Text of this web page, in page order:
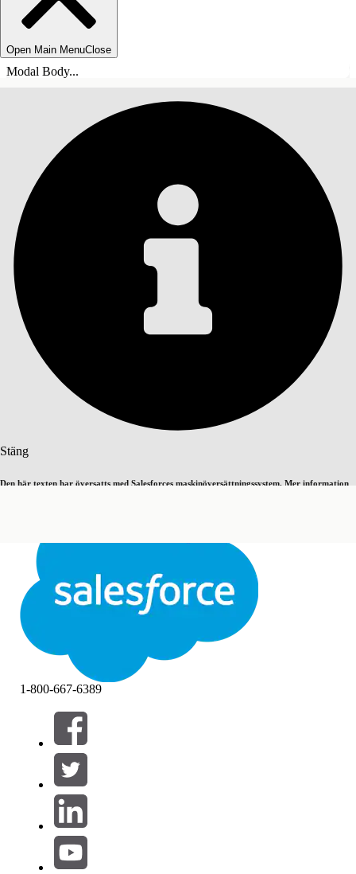
Open Main MenuClose
Modal Body...
Stäng
Den här texten har översatts med Salesforces maskinöversättningssystem. Mer information
StängStäng
Innehållsförteckningar
INNEHÅLLSFÖRTECKNINGAR
Filter (0)
VÄLJ FILTER
Produktområde
1-800-667-6389